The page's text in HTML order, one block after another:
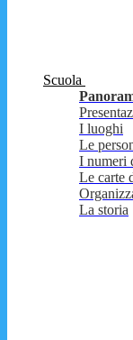
Scuola
I luoghi
Le
I numeri
Le carte
La storia